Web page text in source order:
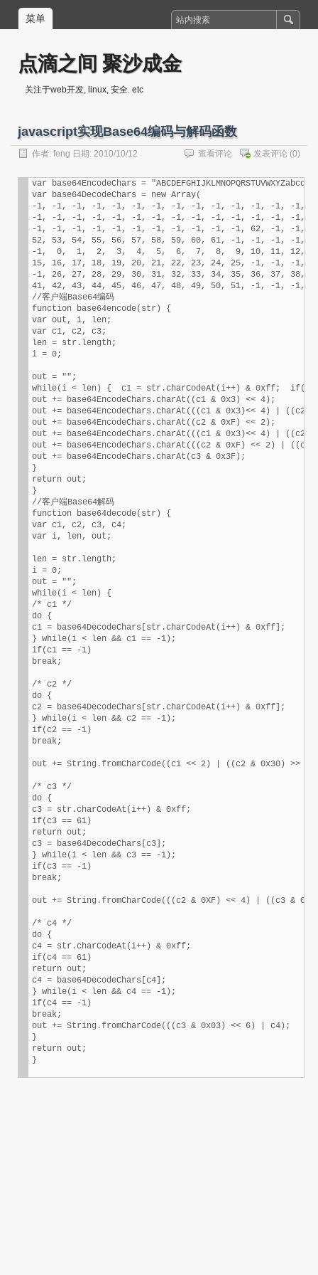
菜单
点滴之间 聚沙成金
关注于web开发, linux, 安全. etc
javascript实现Base64编码与解码函数
作者: feng 日期: 2010/10/12 发表评论 (0)
查看评论
var base64EncodeChars =
var base64DecodeChars = new Array(
-1, -1, -1, -1, -1, -1, -1, -1, -1, -1, -1, -1, -1, -1, -
-1, -1, -1, -1, -1, -1, -1, -1, -1, -1, -1, -1, -1, -1, -
-1, -1, -1, -1, -1, -1, -1, -1, -1, -1, -1, 62, -1, -1, -
52, 53, 54, 55, 56, 57, 58, 59, 60, 61, -1, -1, -1, -1,
-1,  0,  1,  2,  3,  4,  5,  6,  7,  8,  9, 10, 11, 12,
15, 16, 17, 18, 19, 20, 21, 22, 23, 24, 25, -1, -1, -1,
-1, 26, 27, 28, 29, 30, 31, 32, 33, 34, 35, 36, 37, 38,
41, 42, 43, 44, 45, 46, 47, 48, 49, 50, 51, -1, -1, -1,
//客户端Base64编码
function base64encode(str) {
var out, i, len;
var c1, c2, c3;
len = str.length;
i = 0;
out = "";
while(i < len) {  c1 = str.charCodeAt(i++) & 0xff;  if(i
out += base64EncodeChars.charAt((c1 & 0x3) << 4);
out += base64EncodeChars.charAt(((c1 & 0x3)<< 4) | ((c2
out += base64EncodeChars.charAt((c2 & 0xF) << 2);
out += base64EncodeChars.charAt(((c1 & 0x3)<< 4) | ((c2
out += base64EncodeChars.charAt(((c2 & 0xF) << 2) | ((c3
out += base64EncodeChars.charAt(c3 & 0x3F);
}
return out;
}
//客户端Base64解码
function base64decode(str) {
var c1, c2, c3, c4;
var i, len, out;
len = str.length;
i = 0;
out = "";
while(i < len) {
/* c1 */
do {
c1 = base64DecodeChars[str.charCodeAt(i++) & 0xff];
} while(i < len && c1 == -1);
if(c1 == -1)
break;
/* c2 */
do {
c2 = base64DecodeChars[str.charCodeAt(i++) & 0xff];
} while(i < len && c2 == -1);
if(c2 == -1)
break;
out += String.fromCharCode((c1 << 2) | ((c2 & 0x30) >>
/* c3 */
do {
c3 = str.charCodeAt(i++) & 0xff;
if(c3 == 61)
return out;
c3 = base64DecodeChars[c3];
} while(i < len && c3 == -1);
if(c3 == -1)
break;
out += String.fromCharCode(((c2 & 0XF) << 4) | ((c3 &
/* c4 */
do {
c4 = str.charCodeAt(i++) & 0xff;
if(c4 == 61)
return out;
c4 = base64DecodeChars[c4];
} while(i < len && c4 == -1);
if(c4 == -1)
break;
out += String.fromCharCode(((c3 & 0x03) << 6) | c4);
}
return out;